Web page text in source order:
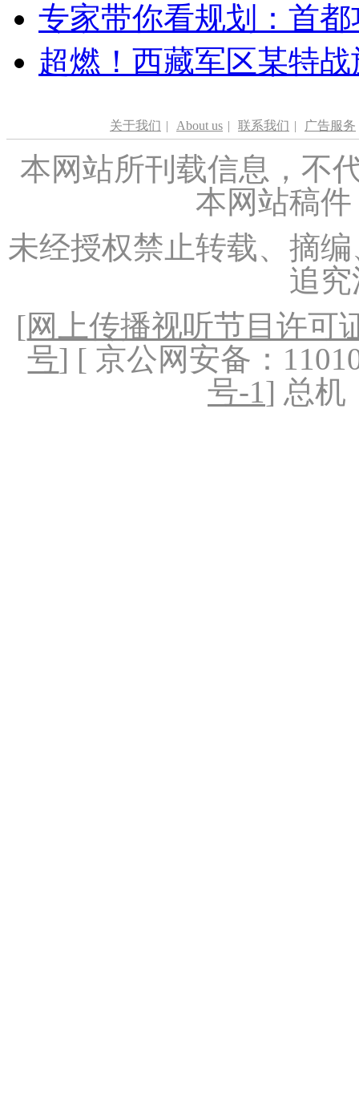
专家带你看规划：首
超燃！西藏军区某特
关于我们 | About us | 联系我们 | 广告服务
本网站所刊载信息，不
本网站稿
未经授权禁止转载、摘
追
[网上传播视听节目许可
号] [ 京公网安备：
号-1] 总机